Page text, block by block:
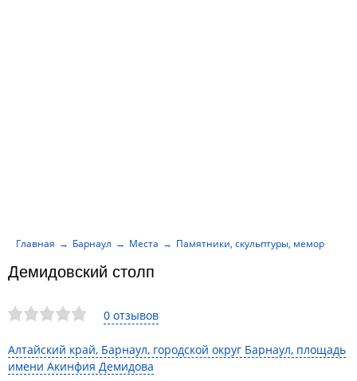
0 отзывов
Алтайский край, Барнаул, городской округ Барнаул, площадь
имени Акинфия Демидова
Демидовский столп
Главная Барнаул Места Памятники, скульптуры, мемориалы